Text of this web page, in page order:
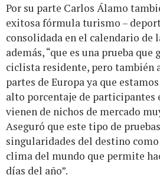
Por su parte Carlos Álamo
exitosa fórmula turismo –
consolidada en el calendario de
además, “que es una prueba que
ciclista residente, pero también
partes de Europa ya que
alto porcentaje de participantes
vienen de nichos de mercado
Aseguró que este tipo de
singularidades del destino
clima del mundo que permite
días del año”.